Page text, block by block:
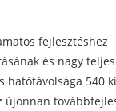
fejlesztéshez
és nagy
540
újonnan